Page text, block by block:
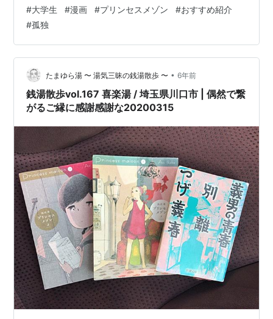
の沼ちゃんのセリフ 「身の丈に合わないものを欲しがっ
て手に入れてしまったのかもしれないと思ったりするん
です。」 私はこのセリフに共感した。 自分はたまに後先
のことを考えずに衝動買いしてしまったり、いきなり高
い買い物をしたりする。 別に今お金に切羽詰まっている
わけではないので…
#大学生 #漫画 #プリンセスメゾン #おすすめ紹介
#孤独
たまゆら湯 〜 湯気三昧の銭湯散歩 〜 • 6年前
銭湯散歩vol.167 喜楽湯 / 埼玉県川口市 | 偶然で繋
がるご縁に感謝感謝な20200315